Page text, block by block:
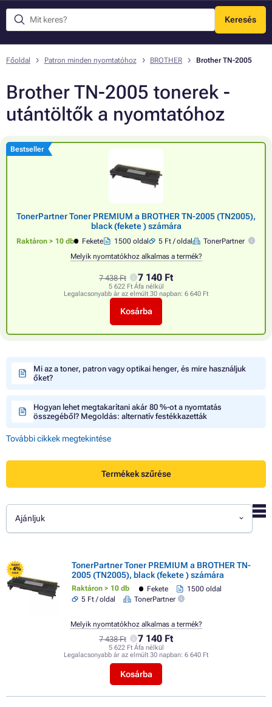
Keresés
Menü
Főoldal Patron minden nyomtatóhoz BROTHER Brother TN-2005
Brother TN-2005 tonerek -
utántöltők a nyomtatóhoz
Bestseller
TonerPartner Toner PREMIUM a BROTHER TN-2005 (TN2005),
black (fekete ) számára
Raktáron > 10 db Fekete 1500 oldal 5 Ft / oldal
TonerPartner
Melyik nyomtatókhoz alkalmas a termék?
7 438 Ft 7 140 Ft
5 622 Ft Áfa nélkül
Legalacsonyabb ár az elmúlt 30 napban: 6 640 Ft
Kosárba
Mi az a toner, patron vagy optikai henger, és mire használjuk
őket?
Hogyan lehet megtakarítani akár 80 %-ot a nyomtatás
összegéből? Megoldás: alternatív festékkazetták
További cikkek megtekintése
Termékek szűrése
Ajánljuk
FLASH
- 4%
SALE
TonerPartner Toner PREMIUM a BROTHER TN-
2005 (TN2005), black (fekete ) számára
Raktáron > 10 db Fekete
1500 oldal
5 Ft / oldal
TonerPartner
7 438 Ft 7 140 Ft
5 622 Ft Áfa nélkül
Legalacsonyabb ár az elmúlt 30 napban: 6 640 Ft
Kosárba
Melyik nyomtatókhoz alkalmas a termék?